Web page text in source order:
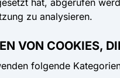
hat, abgerufen
zu analysieren.
VON COOKIES,
folgende